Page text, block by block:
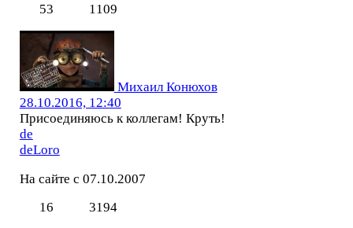
53
1109
Михаил Конюхов
28.10.2016, 12:40
Присоединяюсь к коллегам! Круть!
de
deLoro
На сайте с 07.10.2007
16
3194